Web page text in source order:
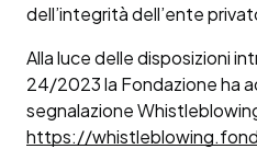
dell’integrità dell’ente
Alla luce delle disposizioni
24/2023 la Fondazione ha
segnalazione
https://